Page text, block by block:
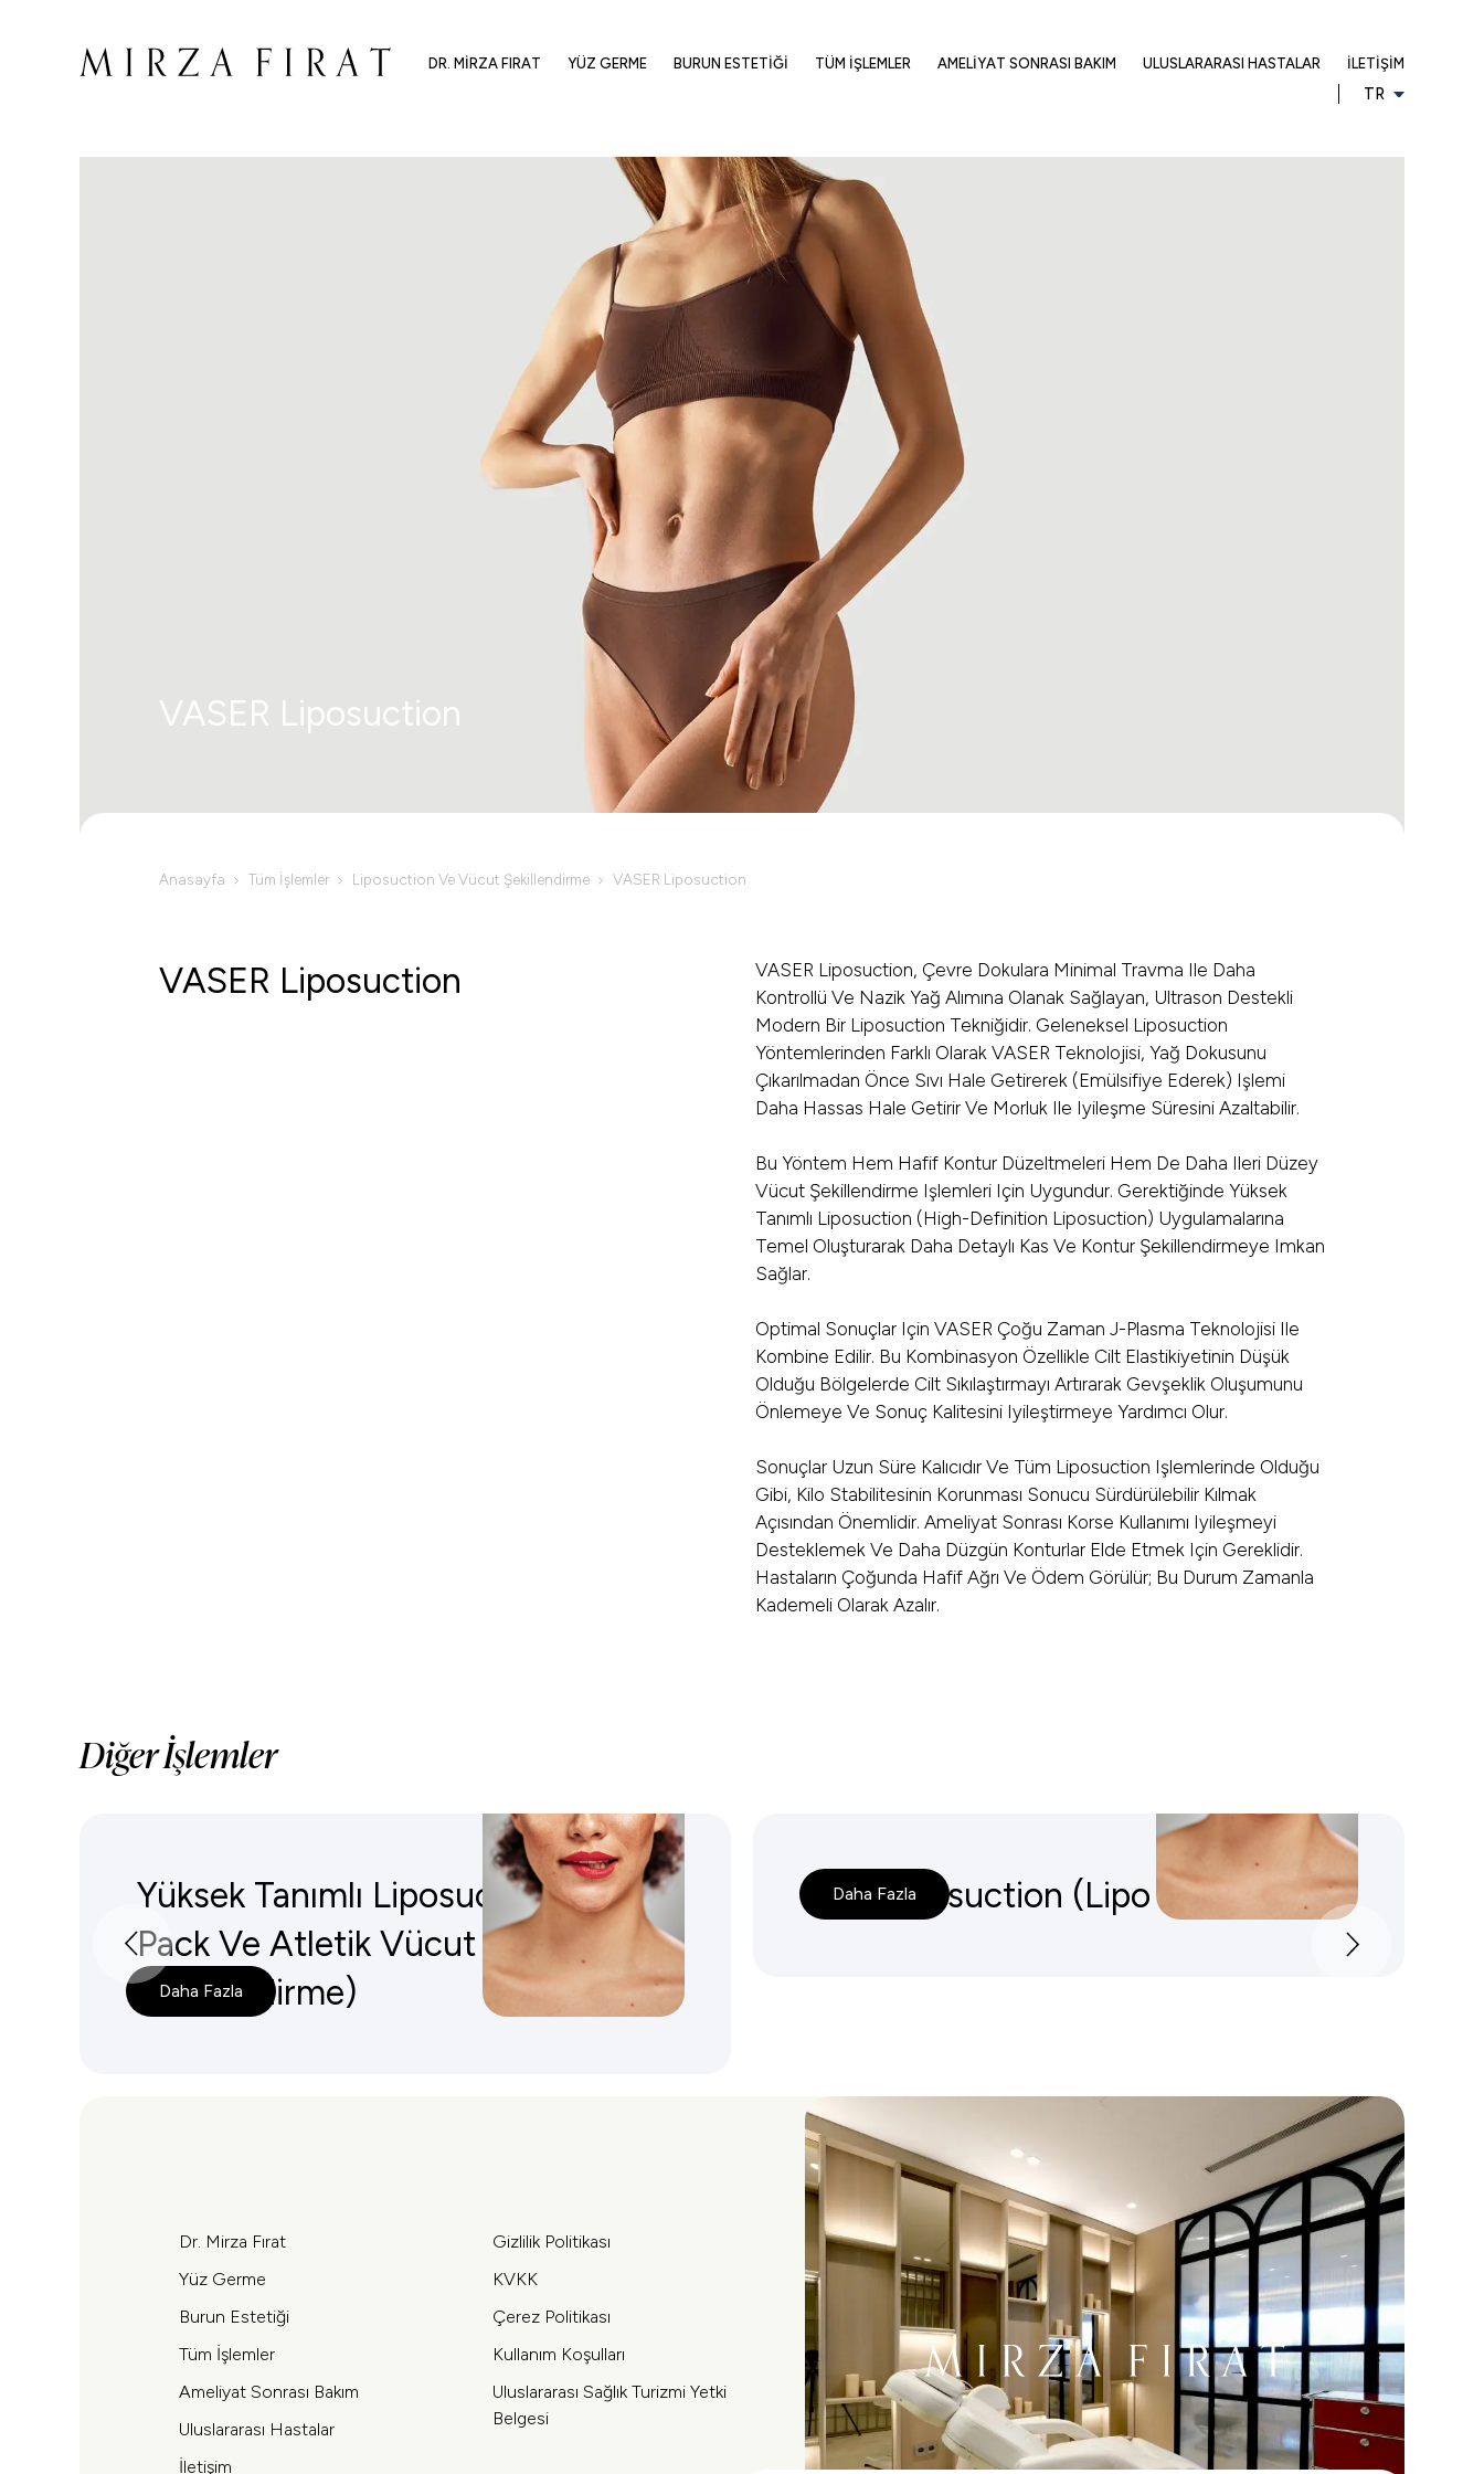
DR. MIRZA FIRAT YÜZ GERME BURUN ESTETIĞI TÜM İŞLEMLER AMELIYAT SONRASI BAKIM ULUSLARARASI HASTALAR İLETIŞIM
TR
VASER Liposuction
Anasayfa Tüm İşlemler Liposuction Ve Vücut Şekillendirme VASER Liposuction
VASER Liposuction
VASER Liposuction, Çevre Dokulara Minimal Travma Ile Daha
Kontrollü Ve Nazik Yağ Alımına Olanak Sağlayan, Ultrason Destekli
Modern Bir Liposuction Tekniğidir. Geleneksel Liposuction
Yöntemlerinden Farklı Olarak VASER Teknolojisi, Yağ Dokusunu
Çıkarılmadan Önce Sıvı Hale Getirerek (emülsifiye Ederek) Işlemi
Daha Hassas Hale Getirir Ve Morluk Ile Iyileşme Süresini Azaltabilir.
Bu Yöntem Hem Hafif Kontur Düzeltmeleri Hem De Daha Ileri Düzey
Vücut Şekillendirme Işlemleri Için Uygundur. Gerektiğinde Yüksek
Tanımlı Liposuction (high-Definition Liposuction) Uygulamalarına
Temel Oluşturarak Daha Detaylı Kas Ve Kontur Şekillendirmeye Imkan
Sağlar.
Optimal Sonuçlar Için VASER Çoğu Zaman J-Plasma Teknolojisi Ile
Kombine Edilir. Bu Kombinasyon Özellikle Cilt Elastikiyetinin Düşük
Olduğu Bölgelerde Cilt Sıkılaştırmayı Artırarak Gevşeklik Oluşumunu
Önlemeye Ve Sonuç Kalitesini Iyileştirmeye Yardımcı Olur.
Sonuçlar Uzun Süre Kalıcıdır Ve Tüm Liposuction Işlemlerinde Olduğu
Gibi, Kilo Stabilitesinin Korunması Sonucu Sürdürülebilir Kılmak
Açısından Önemlidir. Ameliyat Sonrası Korse Kullanımı Iyileşmeyi
Desteklemek Ve Daha Düzgün Konturlar Elde Etmek Için Gereklidir.
Hastaların Çoğunda Hafif Ağrı Ve Ödem Görülür; Bu Durum Zamanla
Kademeli Olarak Azalır.
Diğer İşlemler
Yüksek Tanımlı Liposuction (Six-
Pack Ve Atletik Vücut
Şekillendirme)
Daha Fazla
360 Liposuction (Lipo 360)
Daha Fazla
Dr. Mirza Fırat
Yüz Germe
Burun Estetiği
Tüm İşlemler
Ameliyat Sonrası Bakım
Uluslararası Hastalar
İletişim
Gizlilik Politikası
KVKK
Çerez Politikası
Kullanım Koşulları
Uluslararası Sağlık Turizmi Yetki
Belgesi